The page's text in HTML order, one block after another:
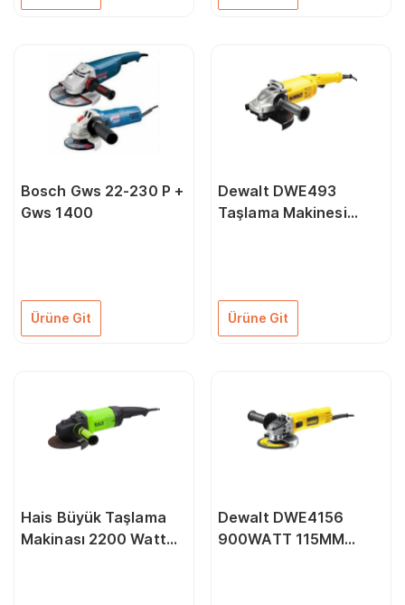
Bosch Gws 22-230 P +
Gws 1400
Ürüne Git
Dewalt DWE493
Taşlama Makinesi
Ürüne Git
Hais Büyük Taşlama
Makinası 2200 Watt
Dewalt DWE4156
900WATT 115MM